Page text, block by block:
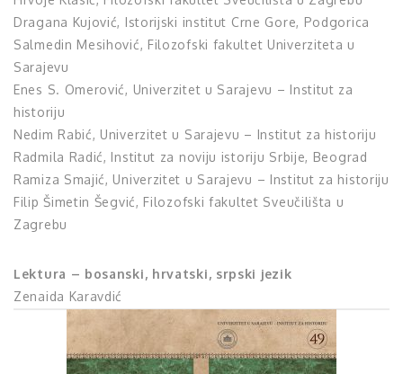
Dragana Kujović, Istorijski institut Crne Gore, Podgorica
Salmedin Mesihović, Filozofski fakultet Univerziteta u
Sarajevu
Enes S. Omerović, Univerzitet u Sarajevu – Institut za
historiju
Nedim Rabić, Univerzitet u Sarajevu – Institut za historiju
Radmila Radić, Institut za noviju istoriju Srbije, Beograd
Ramiza Smajić, Univerzitet u Sarajevu – Institut za historiju
Filip Šimetin Šegvić, Filozofski fakultet Sveučilišta u
Zagrebu
Lektura – bosanski, hrvatski, srpski jezik
Zenaida Karavdić